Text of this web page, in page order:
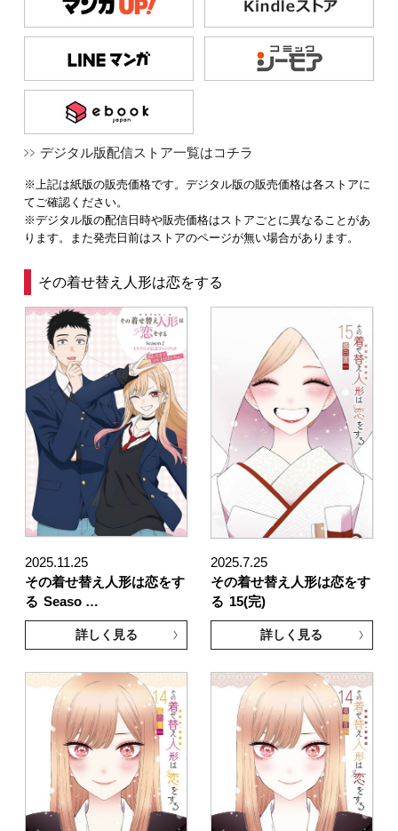
デジタル版配信ストア一覧はコチラ
※上記は紙版の販売価格です。デジタル版の販売価格は各ストアに
てご確認ください。
※デジタル版の配信日時や販売価格はストアごとに異なることがあ
ります。また発売日前はストアのページが無い場合があります。
その着せ替え人形は恋をする
2025.11.25
その着せ替え人形は恋をす
る Seaso …
詳しく見る
2025.7.25
その着せ替え人形は恋をす
る 15(完)
詳しく見る